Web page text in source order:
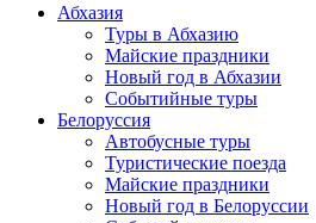
Абхазия
Туры в Абхазию
Майские праздники
Новый год в Абхазии
Событийные туры
Белоруссия
Автобусные туры
Туристические поезда
Майские праздники
Новый год в Белоруссии